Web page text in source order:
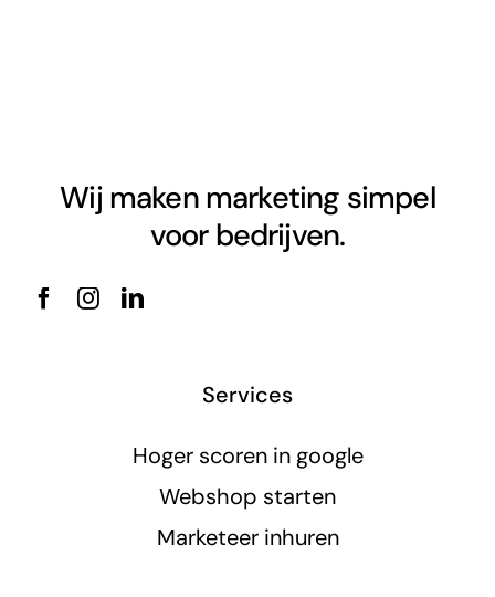
Wij maken marketing simpel
voor bedrijven.
Services
Hoger scoren in google
Webshop starten
Marketeer inhuren